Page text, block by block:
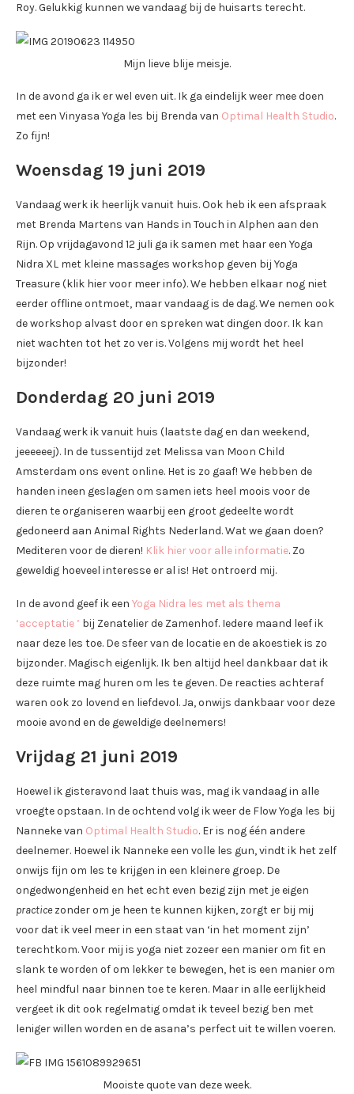
Roy. Gelukkig kunnen we vandaag bij de huisarts terecht.
Mijn lieve blije meisje.
In de avond ga ik er wel even uit. Ik ga eindelijk weer mee doen
met een Vinyasa Yoga les bij Brenda van Optimal Health Studio.
Zo fijn!
Woensdag 19 juni 2019
Vandaag werk ik heerlijk vanuit huis. Ook heb ik een afspraak
met Brenda Martens van Hands in Touch in Alphen aan den
Rijn. Op vrijdagavond 12 juli ga ik samen met haar een Yoga
Nidra XL met kleine massages workshop geven bij Yoga
Treasure (klik hier voor meer info). We hebben elkaar nog niet
eerder offline ontmoet, maar vandaag is de dag. We nemen ook
de workshop alvast door en spreken wat dingen door. Ik kan
niet wachten tot het zo ver is. Volgens mij wordt het heel
bijzonder!
Donderdag 20 juni 2019
Vandaag werk ik vanuit huis (laatste dag en dan weekend,
jeeeeeej). In de tussentijd zet Melissa van Moon Child
Amsterdam ons event online. Het is zo gaaf! We hebben de
handen ineen geslagen om samen iets heel moois voor de
dieren te organiseren waarbij een groot gedeelte wordt
gedoneerd aan Animal Rights Nederland. Wat we gaan doen?
Mediteren voor de dieren! Klik hier voor alle informatie. Zo
geweldig hoeveel interesse er al is! Het ontroerd mij.
In de avond geef ik een Yoga Nidra les met als thema
‘acceptatie ’ bij Zenatelier de Zamenhof. Iedere maand leef ik
naar deze les toe. De sfeer van de locatie en de akoestiek is zo
bijzonder. Magisch eigenlijk. Ik ben altijd heel dankbaar dat ik
deze ruimte mag huren om les te geven. De reacties achteraf
waren ook zo lovend en liefdevol. Ja, onwijs dankbaar voor deze
mooie avond en de geweldige deelnemers!
Vrijdag 21 juni 2019
Hoewel ik gisteravond laat thuis was, mag ik vandaag in alle
vroegte opstaan. In de ochtend volg ik weer de Flow Yoga les bij
Nanneke van Optimal Health Studio. Er is nog één andere
deelnemer. Hoewel ik Nanneke een volle les gun, vindt ik het zelf
onwijs fijn om les te krijgen in een kleinere groep. De
ongedwongenheid en het echt even bezig zijn met je eigen
practicezonder om je heen te kunnen kijken, zorgt er bij mij
voor dat ik veel meer in een staat van ‘in het moment zijn’
terechtkom. Voor mij is yoga niet zozeer een manier om fit en
slank te worden of om lekker te bewegen, het is een manier om
heel mindful naar binnen toe te keren. Maar in alle eerlijkheid
vergeet ik dit ook regelmatig omdat ik teveel bezig ben met
leniger willen worden en de asana’s perfect uit te willen voeren.
Mooiste quote van deze week.